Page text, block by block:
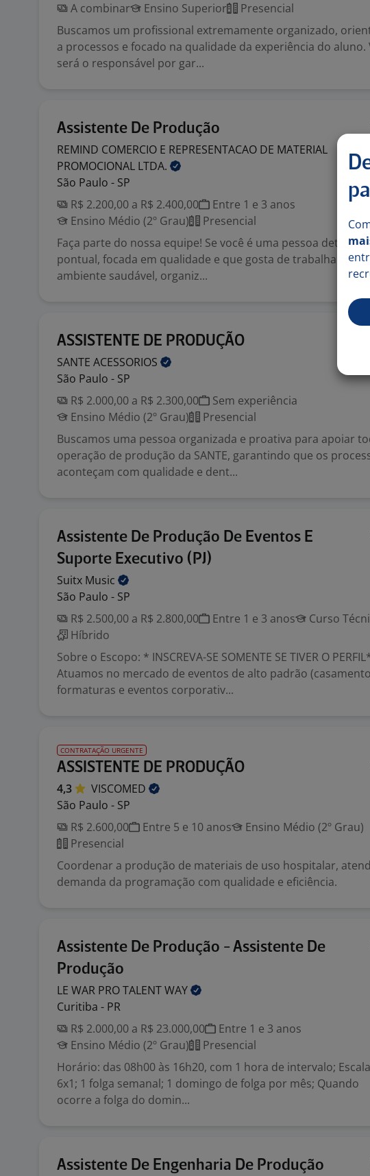
A combinar
Ensino Superior
Presencial
Buscamos um profissional extremamente organizado,
a processos e focado na qualidade da experiência do aluno.
será o responsável por gar...
Assistente De Produção
REMIND COMERCIO E REPRESENTACAO DE MATERIAL
PROMOCIONAL LTDA.
São Paulo - SP
R$ 2.200,00 a R$ 2.400,00
Entre 1 e 3 anos
Ensino Médio (2º Grau)
Presencial
Faça parte do nossa equipe! Se você é uma pessoa
pontual, focada em qualidade e que gosta de trabalhar em
ambiente saudável, organiz...
ASSISTENTE DE PRODUÇÃO
SANTE ACESSORIOS
São Paulo - SP
R$ 2.000,00 a R$ 2.300,00
Sem experiência
Ensino Médio (2º Grau)
Presencial
Buscamos uma pessoa organizada e proativa para apoiar
operação de produção da SANTE, garantindo que os
aconteçam com qualidade e dent...
Assistente De Produção De Eventos E
Suporte Executivo (PJ)
Suitx Music
São Paulo - SP
R$ 2.500,00 a R$ 2.800,00
Entre 1 e 3 anos
Curso
Híbrido
Sobre o Escopo: * INSCREVA-SE SOMENTE SE TIVER O
Atuamos no mercado de eventos de alto padrão
formaturas e eventos corporativ...
CONTRATAÇÃO URGENTE
ASSISTENTE DE PRODUÇÃO
4,3
VISCOMED
São Paulo - SP
R$ 2.600,00
Entre 5 e 10 anos
Ensino Médio (2º Grau)
Presencial
Coordenar a produção de materiais de uso hospitalar,
demanda da programação com qualidade e eficiência.
Assistente De Produção - Assistente De
Produção
LE WAR PRO TALENTWAY
Curitiba - PR
R$ 2.000,00 a R$ 23.000,00
Entre 1 e 3 anos
Ensino Médio (2º Grau)
Presencial
Horário: das 08h00 às 16h20, com 1 hora de intervalo;
6x1; 1 folga semanal; 1 domingo de folga por mês; Quando
ocorre a folga do domin...
Assistente De Engenharia De Produção